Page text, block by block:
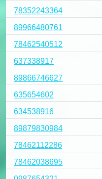
78352243364
89966480761
78462540512
637338917
89866746627
635654602
634538916
89879830984
78462112286
78462038695